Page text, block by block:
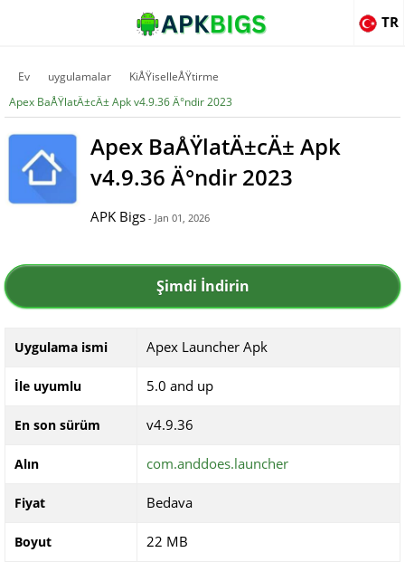
TR
Ev uygulamalar
KiÅŸiselleÅŸtirme
Apex BaÅŸlatÄ±cÄ± Apk v4.9.36 Ä°ndir 2023
Apex BaÅŸlatÄ±cÄ± Apk
v4.9.36 Ä°ndir 2023
APK Bigs - Jan 01, 2026
Şimdi İndirin
Uygulama ismi Apex Launcher Apk
İle uyumlu 5.0 and up
En son sürüm v4.9.36
Alın com.anddoes.launcher
Fiyat Bedava
Boyut 22 MB